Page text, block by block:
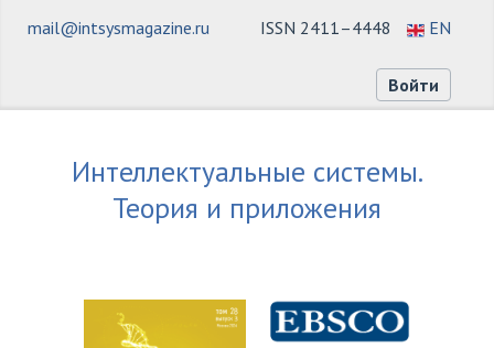
ISSN 2411–4448 EN
mail@intsysmagazine.ru
Войти
Интеллектуальные системы.
Теория и приложения